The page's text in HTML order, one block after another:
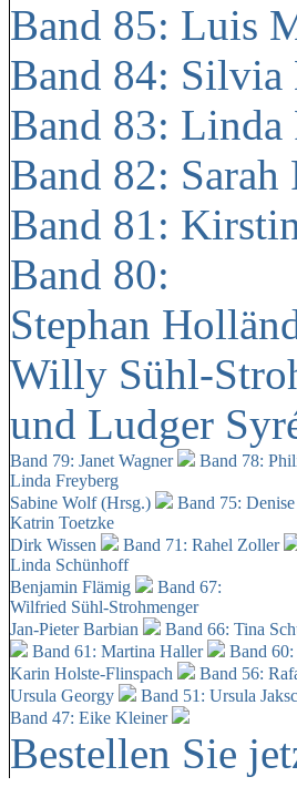
Band 85: Luis
Band 84: Silvia
Band 83:
Band 82: Sarah
Band 81:
Band 80:
Stephan
Willy Sühl-
und Ludger
Band 79: Janet Wagner Band 78:
Linda Freyberg
Sabine Wolf (Hrsg.)
Band 75:
Katrin Toetzke
Dirk Wissen
Band 71: Rahel Zoller
Linda Schünhoff
Benjamin Flämig
Band 67:
Wilfried Sühl-Strohmenger
Jan-Pieter Barbian
Band 66: Tina
Band 61: Martina Haller
Band 60:
Karin Holste-Flinspach
Band 56:
Ursula Georgy
Band 51: Ursula
Band 47: Eike Kleiner
Bestellen Sie